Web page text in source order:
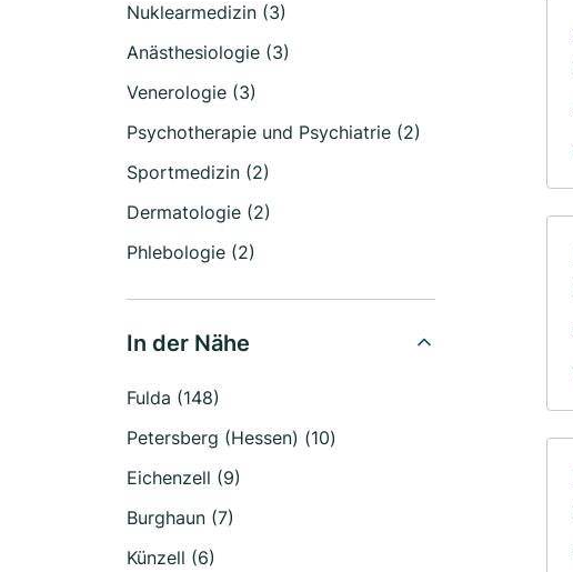
Nuklearmedizin (3)
Anästhesiologie (3)
Venerologie (3)
Psychotherapie und Psychiatrie (2)
Sportmedizin (2)
Dermatologie (2)
Phlebologie (2)
In der Nähe
Fulda (148)
Petersberg (Hessen) (10)
Eichenzell (9)
Burghaun (7)
Künzell (6)